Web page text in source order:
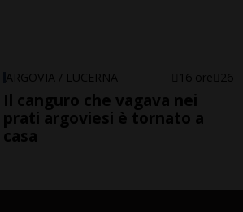
ARGOVIA / LUCERNA 16 ore 26
Il canguro che vagava nei
prati argoviesi è tornato a
casa